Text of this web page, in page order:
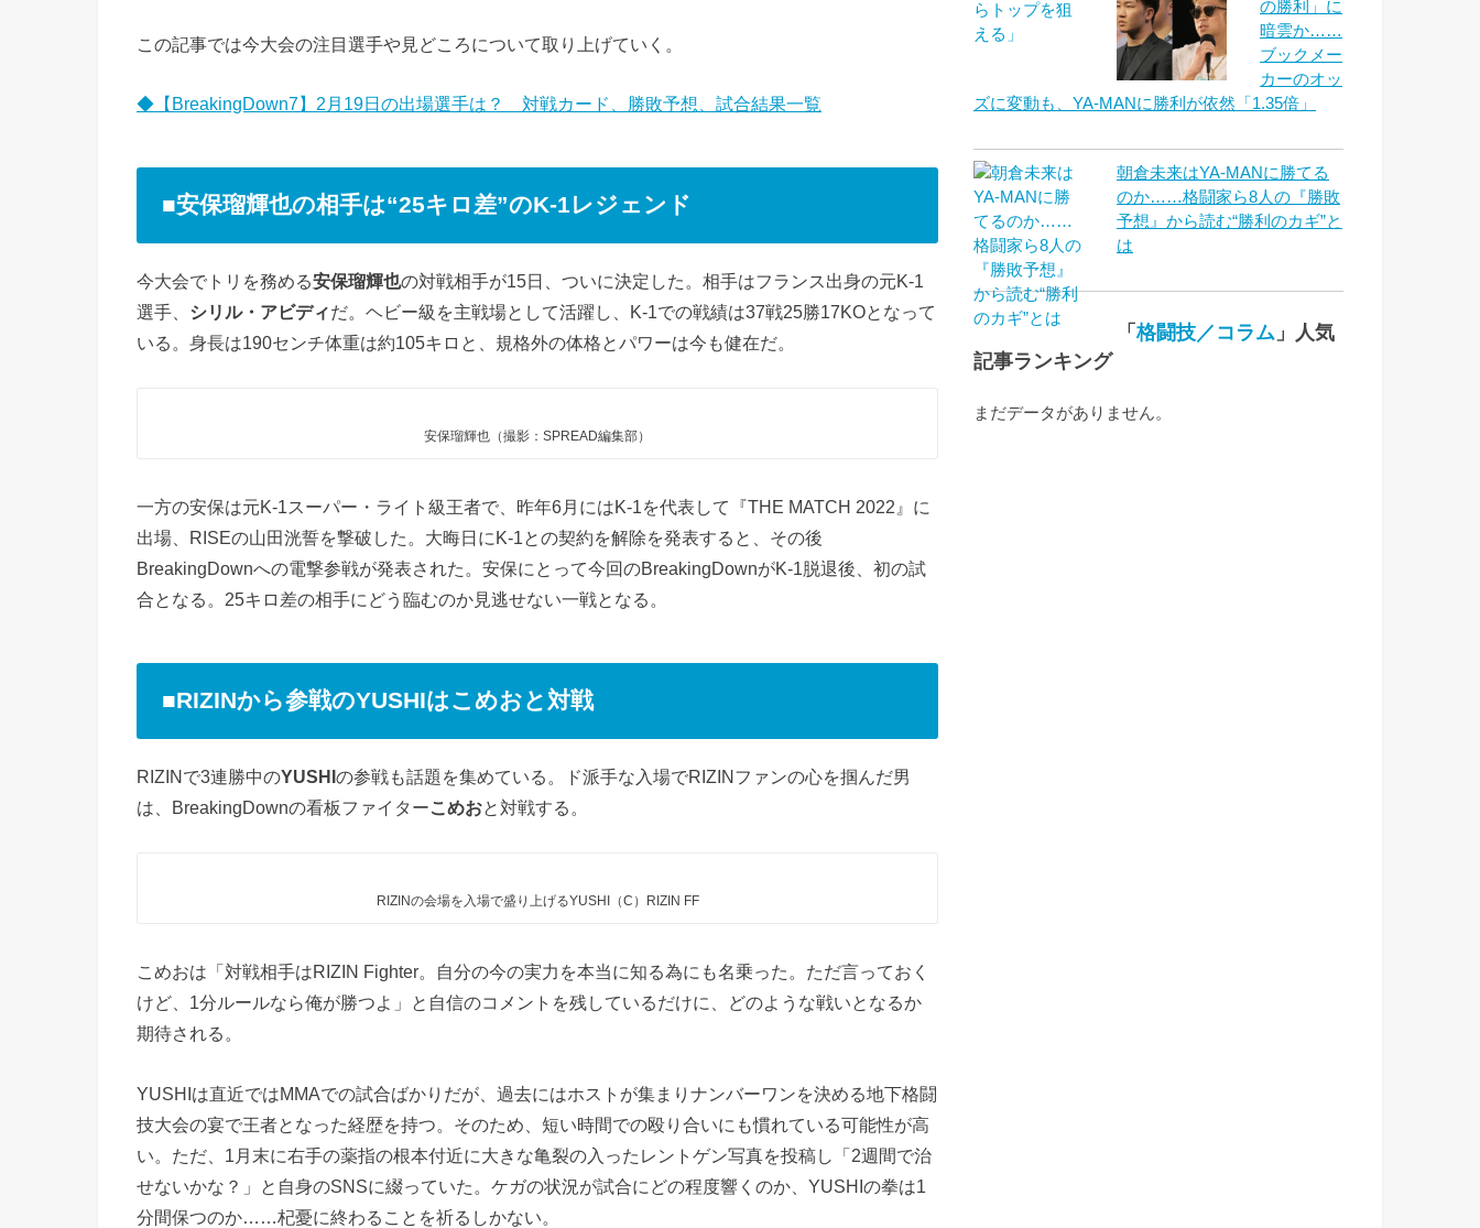
この記事では今大会の注目選手や見どころについて取り上げていく。
◆【BreakingDown7】2月19日の出場選手は？ 対戦カード、勝敗予想、試合結果一覧
■安保瑠輝也の相手は“25キロ差”のK-1レジェンド
今大会でトリを務める安保瑠輝也の対戦相手が15日、ついに決定した。相手はフランス出身の元K-1
選手、 シリル・アビディだ。ヘビー級を主戦場として活躍し、K-1での戦績は37戦25勝17KOとなって
いる。身長は190センチ体重は約105キロと、規格外の体格とパワーは今も健在だ。
安保瑠輝也（撮影：SPREAD編集部）
一方の安保は元K-1スーパー・ライト級王者で、昨年6月にはK-1を代表して『THE MATCH 2022』に
出場、RISEの山田洸誓を撃破した。大晦日にK-1との契約を解除を発表すると、その後
BreakingDownへの電撃参戦が発表された。安保にとって今回のBreakingDownがK-1脱退後、初の試
合となる。25キロ差の相手にどう臨むのか見逃せない一戦となる。
■RIZINから参戦のYUSHIはこめおと対戦
RIZINで3連勝中のYUSHI の参戦も話題を集めている。ド派手な入場でRIZINファンの心を掴んだ男
は、BreakingDownの看板ファイターこめおと対戦する。
RIZINの会場を入場で盛り上げるYUSHI（C）RIZIN FF
こめおは「対戦相手はRIZIN Fighter。自分の今の実力を本当に知る為にも名乗った。ただ言っておく
けど、1分ルールなら俺が勝つよ」と自信のコメントを残しているだけに、どのような戦いとなるか
期待される。
YUSHIは直近ではMMAでの試合ばかりだが、過去にはホストが集まりナンバーワンを決める地下格闘
技大会の宴で王者となった経歴を持つ。そのため、短い時間での殴り合いにも慣れている可能性が高
い。ただ、1月末に右手の薬指の根本付近に大きな亀裂の入ったレントゲン写真を投稿し「2週間で治
せないかな？」と自身のSNSに綴っていた。ケガの状況が試合にどの程度響くのか、YUSHIの拳は1
分間保つのか……杞憂に終わることを祈るしかない。
の勝利」に
暗雲か……
ブックメー
カーのオッ
ズに変動も、YA-MANに勝利が依然「1.35倍」
朝倉未来はYA-MANに勝てる
のか……格闘家ら8人の『勝敗
予想』から読む“勝利のカギ”と
は
「格闘技／コラム 」人気
記事ランキング
まだデータがありません。